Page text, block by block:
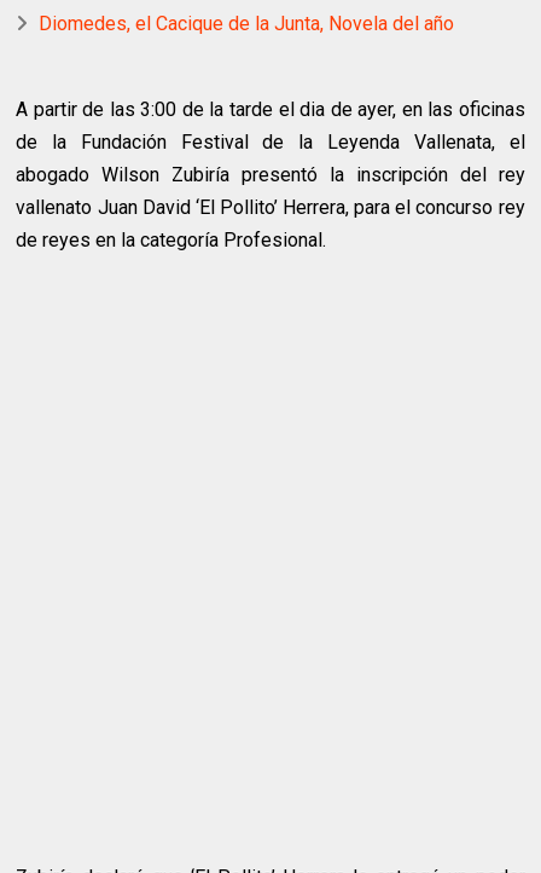
Diomedes, el Cacique de la Junta, Novela del año
A partir de las 3:00 de la tarde el dia de ayer, en las oficinas
de la Fundación Festival de la Leyenda Vallenata, el
abogado Wilson Zubiría presentó la inscripción del rey
vallenato Juan David ‘El Pollito’ Herrera, para el concurso rey
de reyes en la categoría Profesional.